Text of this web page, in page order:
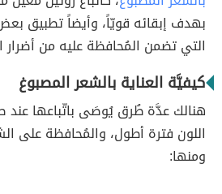
بهدف إبقائه قويّاً، وأيضاً تطبيق
التي تضمن المُحافظة عليه من أضرار
كيفيَّة العناية بالشعر المصبوغ
هنالك عدَّة طُرق يُوصَى باتّباعها عند
اللون فترة أطول، والمُحافظة على
ومنها: